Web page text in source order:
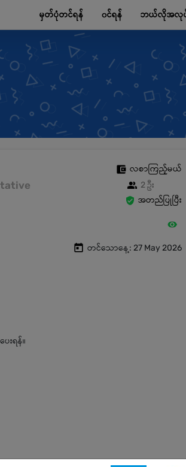
မှတ်ပုံတင်ရန် ၀င်ရန် ဘယ်လိုအလု
လစာကြည့်မယ်
2 ဦး
အတည်ပြုပြီး
တင်သောနေ့: 27 May 2026
းရန်။